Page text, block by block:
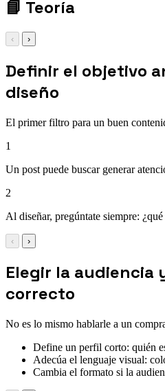
📘 Teoría
‹ ›
Definir el objetivo
diseño
El primer filtro para un buen
1
Un post puede buscar generar
2
Al diseñar, pregúntate siempre:
‹ ›
Elegir la audiencia
correcto
No es lo mismo hablarle a un
Define un perfil corto: quién
Adecúa el lenguaje visual:
Cambia el formato si la